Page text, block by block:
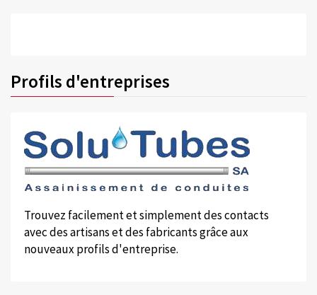
Profils d'entreprises
Trouvez facilement et simplement des contacts
avec des artisans et des fabricants grâce aux
nouveaux profils d'entreprise.